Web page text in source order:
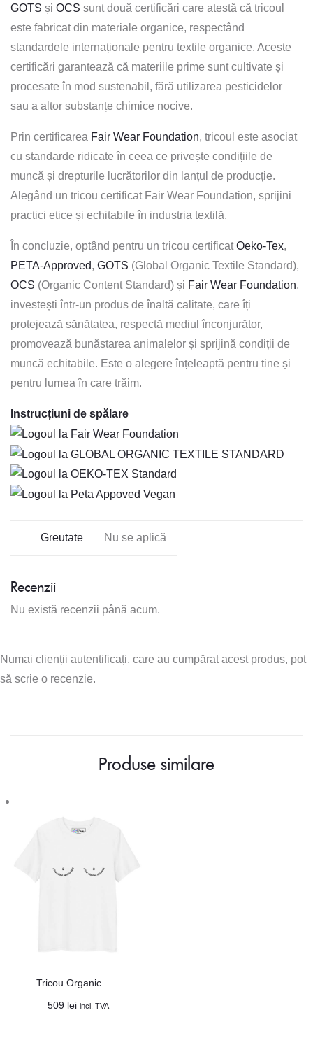
GOTS și OCS sunt două certificări care atestă că tricoul
este fabricat din materiale organice, respectând
standardele internaționale pentru textile organice. Aceste
certificări garantează că materiile prime sunt cultivate și
procesate în mod sustenabil, fără utilizarea pesticidelor
sau a altor substanțe chimice nocive.
Prin certificarea Fair Wear Foundation, tricoul este asociat
cu standarde ridicate în ceea ce privește condițiile de
muncă și drepturile lucrătorilor din lanțul de producție.
Alegând un tricou certificat Fair Wear Foundation, sprijini
practici etice și echitabile în industria textilă.
În concluzie, optând pentru un tricou certificatOeko-Tex,
PETA-Approved, GOTS (Global Organic Textile Standard),
OCS (Organic Content Standard) și Fair Wear Foundation,
investești într-un produs de înaltă calitate, care îți
protejează sănătatea, respectă mediul înconjurător,
promovează bunăstarea animalelor și sprijină condiții de
muncă echitabile. Este o alegere înțeleaptă pentru tine și
pentru lumea în care trăim.
Instrucțiuni de spălare
Greutate Nu se aplică
Recenzii
Nu există recenzii până acum.
Numai clienții autentificați, care au cumpărat acest produs, pot
să scrie o recenzie.
Produse similare
509 lei incl. TVA